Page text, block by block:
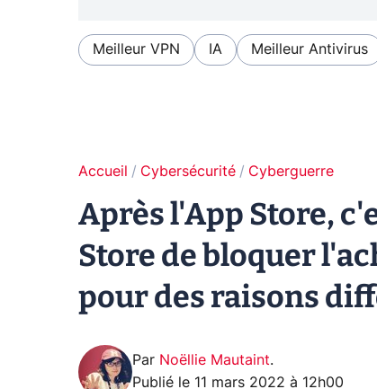
Meilleur VPN IA Meilleur Antivirus
Accueil Cybersécurité Cyberguerre
Après l'App Store,
Store de bloquer
pour des raisons
Par Noëllie Mautaint.
Publié le 11 mars 2022 à 12h00